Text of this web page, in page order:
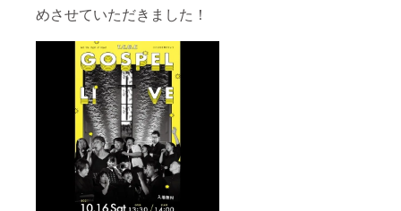
めさせていただきました！